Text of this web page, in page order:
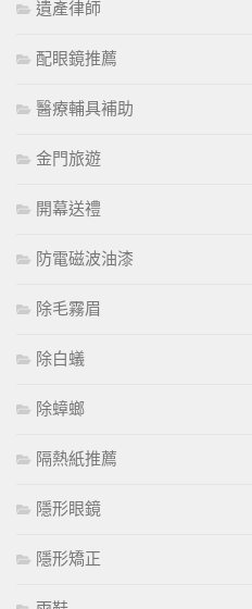
遺產律師
配眼鏡推薦
醫療輔具補助
金門旅遊
開幕送禮
防電磁波油漆
除毛霧眉
除白蟻
除蟑螂
隔熱紙推薦
隱形眼鏡
隱形矯正